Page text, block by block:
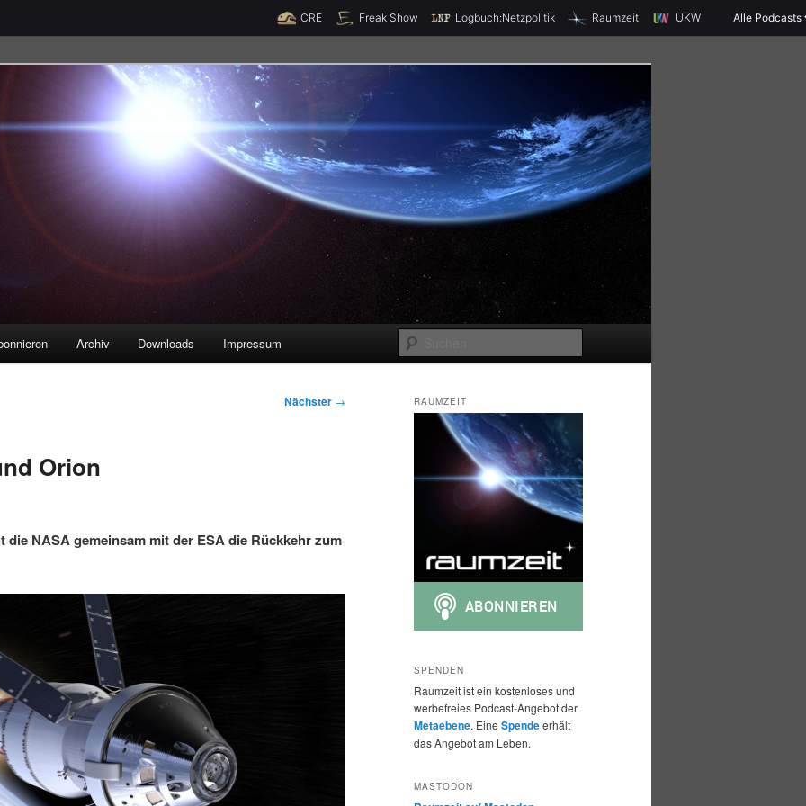
Spende jetzt!
CRE Freak Show Logbuch:Netzpolitik Raumzeit UKW Alle Podcasts
u
Archiv Downloads Impressum
Nächster →
Orion
NASA gemeinsam mit der ESA die Rückkehr zum
RAUMZEIT
SPENDEN
Raumzeit ist ein kostenloses und
werbefreies Podcast-Angebot der
Metaebene. Eine Spendeerhält
das Angebot am Leben.
MASTODON